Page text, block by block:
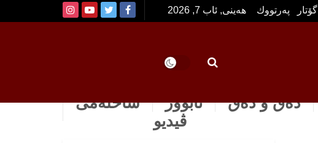
گۆتار په‌رتووك هەینی, ئاب 7, 2026
دەق و دەق ئابوور
ساخله‌می
ڤیدیو